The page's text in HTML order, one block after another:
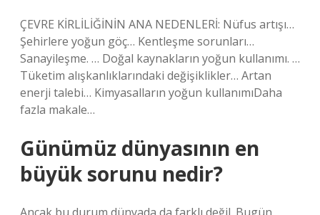
ÇEVRE KİRLİLİĞİNİN ANA NEDENLERİ: Nüfus artışı…
Şehirlere yoğun göç… Kentleşme sorunları…
Sanayileşme. … Doğal kaynakların yoğun kullanımı. …
Tüketim alışkanlıklarındaki değişiklikler… Artan
enerji talebi… Kimyasalların yoğun kullanımıDaha
fazla makale…
Günümüz dünyasının en
büyük sorunu nedir?